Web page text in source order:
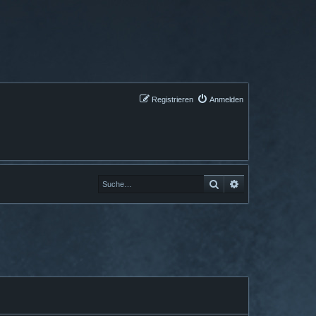
Anmelden
Registrieren
Suche